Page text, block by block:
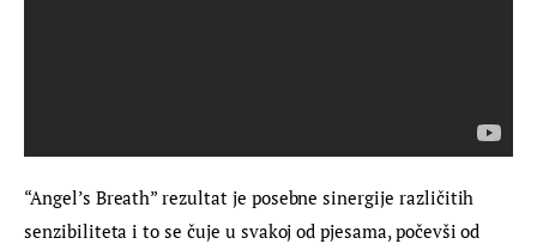
“Angel’s Breath” rezultat je posebne sinergije različitih
senzibiliteta i to se čuje u svakoj od pjesama, počevši od